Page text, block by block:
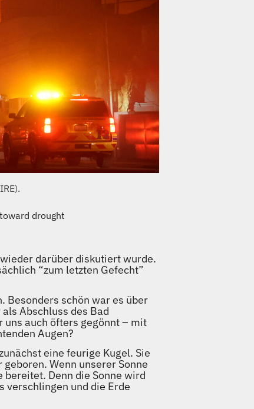
drought
darüber diskutiert wurde.
“zum letzten Gefecht”
Besonders schön war es über
Abschluss des Bad
uns auch öfters gegönnt – mit
Augen?
eine feurige Kugel. Sie
Wenn unserer Sonne
Denn die Sonne wird
verschlingen und die Erde